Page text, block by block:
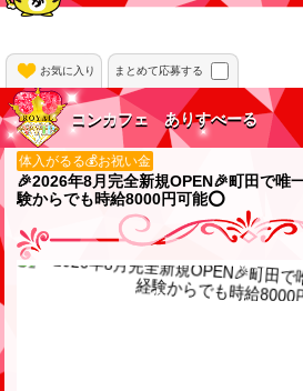
お気に入り まとめて応募する
コンカフェ ありすべーる
体入がるる💰お祝い金
🎉2026年8月完全新規OPEN🎉町田で唯
験からでも時給8000円可能⭕️